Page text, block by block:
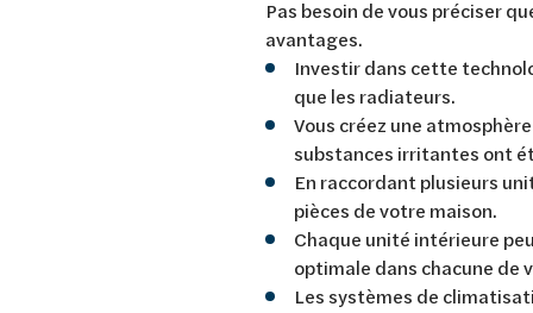
Pas besoin de vous préciser
avantages.
Investir dans cette
que les radiateurs.
Vous créez une
substances irritantes ont
En raccordant plusieurs
pièces de votre maison.
Chaque unité intérieure
optimale dans chacune de
Les systèmes de